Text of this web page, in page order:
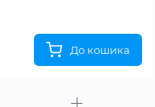
До кошика